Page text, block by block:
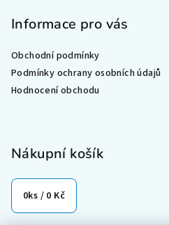
Informace pro vás
Obchodní podmínky
Podmínky ochrany osobních údajů
Hodnocení obchodu
Nákupní košík
0ks / 0 Kč